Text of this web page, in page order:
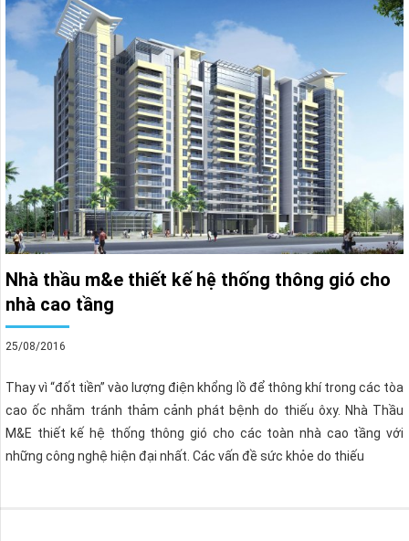
Nhà thầu m&e thiết kế hệ thống thông gió cho
nhà cao tầng
25/08/2016
Thay vì “đốt tiền” vào lượng điện khổng lồ để thông khí trong các tòa
cao ốc nhằm tránh thảm cảnh phát bệnh do thiếu ôxy. Nhà Thầu
M&E thiết kế hệ thống thông gió cho các toàn nhà cao tầng với
những công nghệ hiện đại nhất. Các vấn đề sức khỏe do thiếu